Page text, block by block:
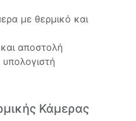
με θερμικό και
αποστολή
Κάμερας